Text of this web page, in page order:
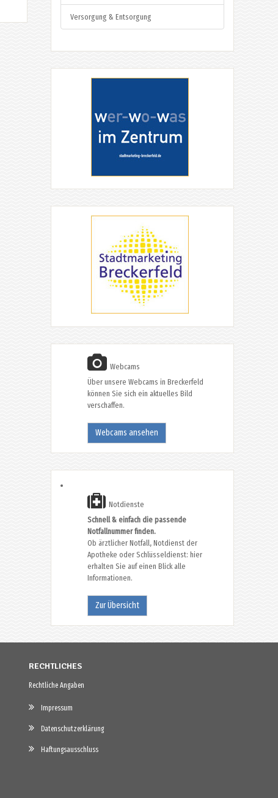
Versorgung & Entsorgung
Webcams
Über unsere Webcams in Breckerfeld
können Sie sich ein aktuelles Bild
verschaffen.
Webcams ansehen
Notdienste
Schnell & einfach die passende
Notfallnummer finden.
Ob ärztlicher Notfall, Notdienst der
Apotheke oder Schlüsseldienst: hier
erhalten Sie auf einen Blick alle
Informationen.
Zur Übersicht
RECHTLICHES
Rechtliche Angaben
Impressum
Datenschutzerklärung
Haftungsausschluss